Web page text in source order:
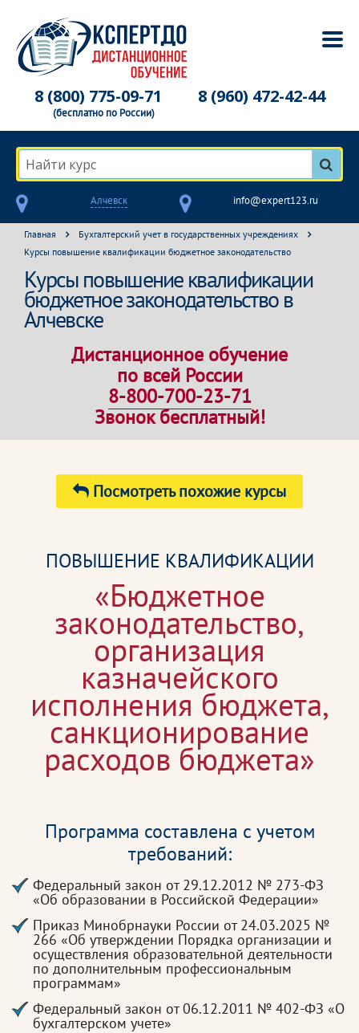
8 (800) 775-09-71
(бесплатно по России)
8 (960) 472-42-44
Найти курс
Алчевск info@expert123.ru
Главная
Бухгалтерский учет в государственных учреждениях
Курсы повышение квалификации бюджетное законодательство
Курсы повышение квалификации
бюджетное законодательство в
Алчевске
Дистанционное обучение
по всей России
8-800-700-23-71
Звонок бесплатный!
Посмотреть похожие курсы
ПОВЫШЕНИЕ КВАЛИФИКАЦИИ
«Бюджетное
законодательство,
организация
казначейского
исполнения бюджета,
санкционирование
расходов бюджета»
Программа составлена с учетом
требований:
Федеральный закон от 29.12.2012 № 273-ФЗ
«Об образовании в Российской Федерации»
Приказ Минобрнауки России от 24.03.2025 №
266 «Об утверждении Порядка организации и
осуществления образовательной деятельности
по дополнительным профессиональным
программам»
Федеральный закон от 06.12.2011 № 402-ФЗ «О
бухгалтерском учете»